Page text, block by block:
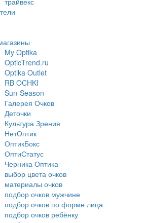
My Optika
OpticTrend.ru
Optika Outlet
RB OCHKI
Sun-Season
Галерея Очков
Деточки
Культура Зрения
НетОптик
ОптикБокс
ОптиСтатус
Черника Оптика
выбор цвета очков
материалы очков
подбор очков мужчине
подбор очков по форме лица
подбор очков ребёнку